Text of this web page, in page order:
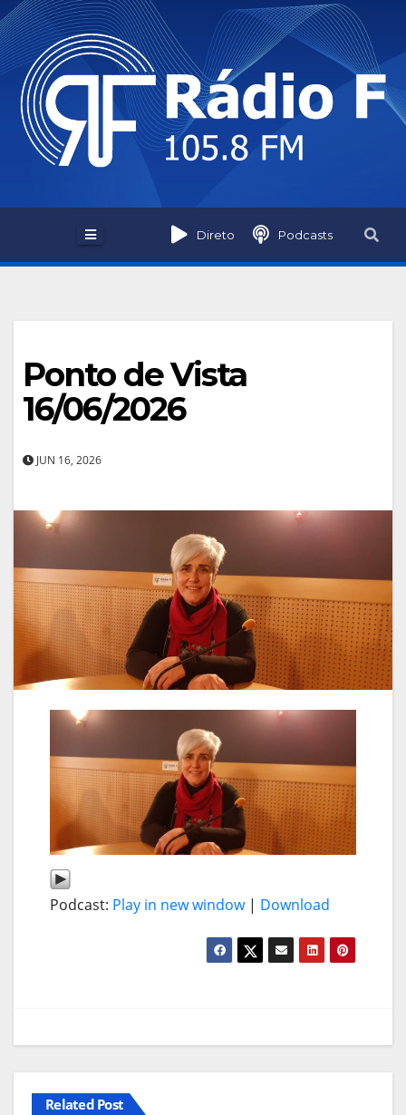
Skip
to
content
Direto Podcasts
Ponto de Vista
16/06/2026
JUN 16, 2026
Podcast: Play in new window| Download
Related Post